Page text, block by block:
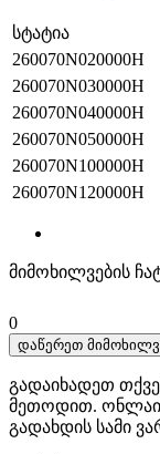
სტატია
260070N020000H
260070N030000H
260070N040000H
260070N050000H
260070N100000H
260070N120000H
მიმოხილვების
0
დაწერეთ
გადაიხადეთ
მეთოდით.
გადახდის სამი